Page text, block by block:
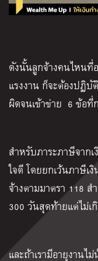
ดังนั้นลูกจ้างคนไหนที่
แรงงาน ก็จะต้องปฏิบั
ผิดจนเข้าข่าย 6 ข้อที่
สำหรับภาระภาษีจาก
ใจดี โดยยกเว้นภาษีเ
จ้างตามมาตรา 118
300 วันสุดท้ายแต่ไม่เ
และถ้าเรามีอายุงานไ